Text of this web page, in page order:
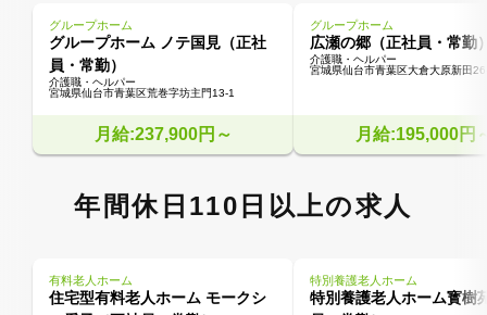
グループホーム
グループホーム ノテ国見（正社
員・常勤）
介護職・ヘルパー
宮城県仙台市青葉区荒巻字坊主門13-1
月給:237,900円～
グループホーム
広瀬の郷（正社員・常勤
介護職・ヘルパー
宮城県仙台市青葉区大倉大原新田
月給:195,000円
年間休日110日以上の求人
有料老人ホーム
住宅型有料老人ホーム モークシ
特別養護老人ホーム
特別養護老人ホーム寳樹